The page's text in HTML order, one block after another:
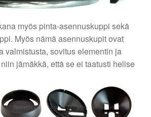
myös pinta-asennuskuppi sekä
Myös nämä asennuskupit ovat
valmistusta, sovitus elementin ja
jämäkkä, että se ei taatusti helise